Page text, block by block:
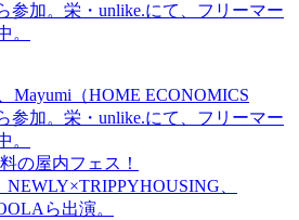
参加。栄・unlike.にて、フリーマー
。
Mayumi（HOME ECONOMICS
参加。栄・unlike.にて、フリーマー
。
の屋内フェス！
NEWLY×TRIPPYHOUSING、
ら出演。